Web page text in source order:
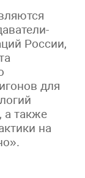
России,
для
а также
на